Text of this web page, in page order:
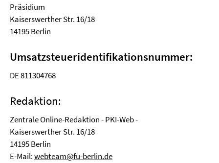
Präsidium
Kaiserswerther Str. 16/18
14195 Berlin
Umsatzsteueridentifikationsnummer:
DE 811304768
Redaktion:
Zentrale Online-Redaktion - PKI-Web -
Kaiserswerther Str. 16/18
14195 Berlin
E-Mail:webteam@fu-berlin.de